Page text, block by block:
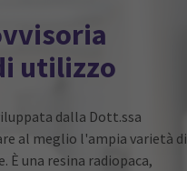
utilizzo
dalla Dott.ssa
al meglio l'ampia varietà di
È una resina radiopaca,